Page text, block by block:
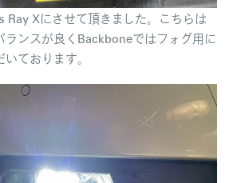
Ray Xにさせて頂きました。こちらは
ランスが良くBackboneではフォグ用に
ております。